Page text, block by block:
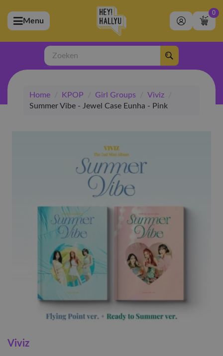
(Artiesten)
(Merchandise)
(Exclusive)
(Winkel)
Menu
0
Zoeken
Home / KPOP / Girl Groups / Viviz
/
Summer Vibe - Jewel Case Eunha - Pink
Viviz